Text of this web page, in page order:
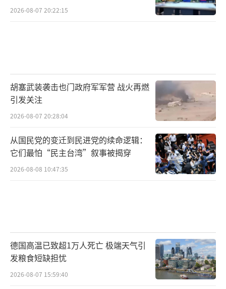
2026-08-07 20:22:15
胡塞武装袭击也门政府军军营 战火再燃
引发关注
2026-08-07 20:28:04
从国民党的变迁到民进党的续命逻辑：
它们最怕“民主台湾”叙事被揭穿
2026-08-08 10:47:35
德国高温已致超1万人死亡 极端天气引
发粮食短缺担忧
2026-08-07 15:59:40